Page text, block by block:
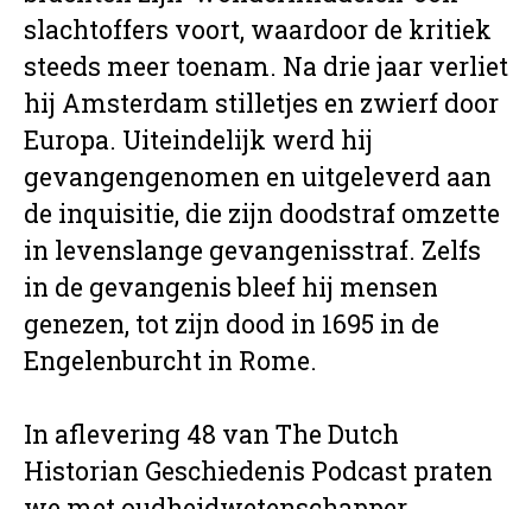
slachtoffers voort, waardoor de kritiek
steeds meer toenam. Na drie jaar verliet
hij Amsterdam stilletjes en zwierf door
Europa. Uiteindelijk werd hij
gevangengenomen en uitgeleverd aan
de inquisitie, die zijn doodstraf omzette
in levenslange gevangenisstraf. Zelfs
in de gevangenis bleef hij mensen
genezen, tot zijn dood in 1695 in de
Engelenburcht in Rome.
In aflevering 48 van The Dutch
Historian Geschiedenis Podcast praten